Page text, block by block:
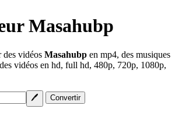
Masahubp
des vidéos Masahubp en mp4, des musiques
vidéos en hd, full hd, 480p, 720p, 1080p,